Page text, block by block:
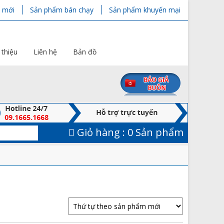
mới Sản phẩm bán chạy Sản phẩm khuyến mại
Liên hệ Bản đồ
Giỏ hàng : 0 Sản phẩm